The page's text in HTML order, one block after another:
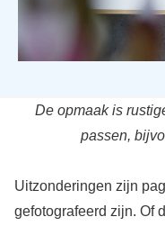
De opmaak is
passen,
Uitzonderingen zijn
gefotografeerd zijn. Of